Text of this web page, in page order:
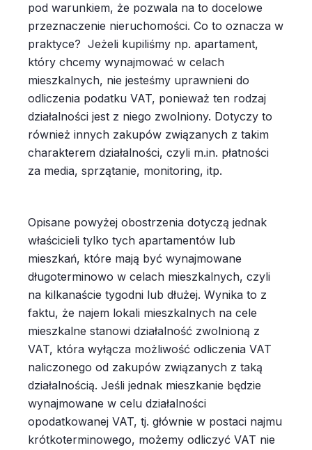
pod warunkiem, że pozwala na to docelowe
przeznaczenie nieruchomości. Co to oznacza w
praktyce? Jeżeli kupiliśmy np. apartament,
który chcemy wynajmować w celach
mieszkalnych, nie jesteśmy uprawnieni do
odliczenia podatku VAT, ponieważ ten rodzaj
działalności jest z niego zwolniony. Dotyczy to
również innych zakupów związanych z takim
charakterem działalności, czyli m.in. płatności
za media, sprzątanie, monitoring, itp.
Opisane powyżej obostrzenia dotyczą jednak
właścicieli tylko tych apartamentów lub
mieszkań, które mają być wynajmowane
długoterminowo w celach mieszkalnych, czyli
na kilkanaście tygodni lub dłużej. Wynika to z
faktu, że najem lokali mieszkalnych na cele
mieszkalne stanowi działalność zwolnioną z
VAT, która wyłącza możliwość odliczenia VAT
naliczonego od zakupów związanych z taką
działalnością. Jeśli jednak mieszkanie będzie
wynajmowane w celu działalności
opodatkowanej VAT, tj. głównie w postaci najmu
krótkoterminowego, możemy odliczyć VAT nie